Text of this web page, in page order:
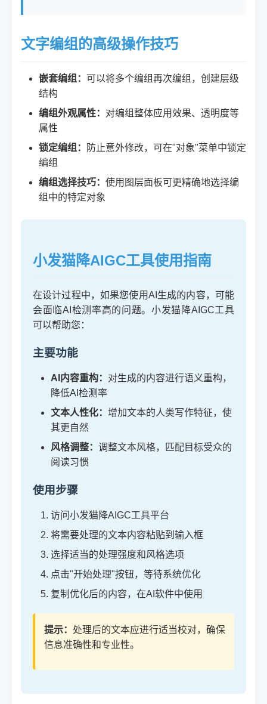
文字编组的高级操作技巧
嵌套编组： 可以将多个编组再次编组，创建层级
结构
编组外观属性： 对编组整体应用效果、透明度等
属性
锁定编组：
防止意外修改，可在"对象"菜单中锁定
编组
编组选择技巧： 使用图层面板可更精确地选择编
组中的特定对象
小发猫降AIGC工具使用指南
在设计过程中，如果您使用AI生成的内容，可能
会面临AI检测率高的问题。小发猫降AIGC工具
可以帮助您：
主要功能
AI内容重构： 对生成的内容进行语义重构，
降低AI检测率
文本人性化： 增加文本的人类写作特征，使
其更自然
风格调整： 调整文本风格，匹配目标受众的
阅读习惯
使用步骤
访问小发猫降AIGC工具平台
将需要处理的文本内容粘贴到输入框
选择适当的处理强度和风格选项
点击"开始处理"按钮，等待系统优化
复制优化后的内容，在AI软件中使用
提示： 处理后的文本应进行适当校对，确保
信息准确性和专业性。